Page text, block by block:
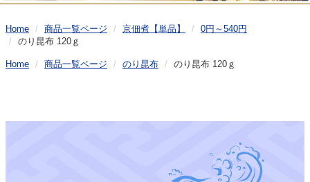
Home 商品一覧ページ 京佃煮【単品】
0円～540円
のり昆布 120ｇ
Home 商品一覧ページ のり昆布 のり昆布 120ｇ